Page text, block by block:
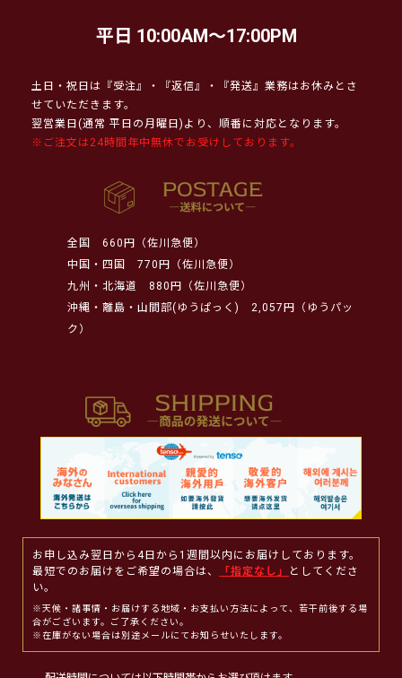
平日 10:00AM～17:00PM
土日・祝日は『受注』・『返信』・『発送』業務はお休みとさ
せていただきます。
翌営業日(通常 平日の月曜日)より、順番に対応となります。
※ご注文は24時間年中無休でお受けしております。
全国
660円（佐川急便）
中国・四国
770円（佐川急便）
九州・北海道
880円（佐川急便）
沖縄・離島・山間部(ゆうぱっく)
2,057円（ゆうパッ
ク）
お申し込み翌日から4日から1週間以内にお届けしております。
最短でのお届けをご希望の場合は、
「指定なし」
としてくださ
い。
※天候・諸事情・お届けする地域・お支払い方法によって、若干前後する場
合がございます。ご了承ください。
※在庫がない場合は別途メールにてお知らせいたします。